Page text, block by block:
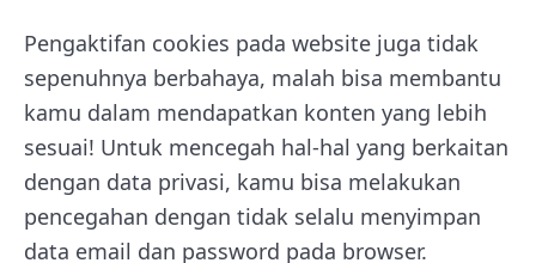
Pengaktifan cookies pada website juga tidak
sepenuhnya berbahaya, malah bisa membantu
kamu dalam mendapatkan konten yang lebih
sesuai! Untuk mencegah hal-hal yang berkaitan
dengan data privasi, kamu bisa melakukan
pencegahan dengan tidak selalu menyimpan
data email dan password pada browser.